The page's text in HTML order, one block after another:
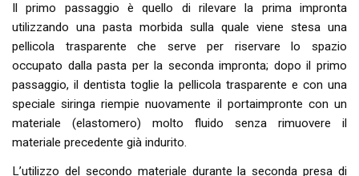
Il primo passaggio è quello di rilevare la prima impronta
utilizzando una pasta morbida sulla quale viene stesa una
pellicola trasparente che serve per riservare lo spazio
occupato dalla pasta per la seconda impronta; dopo il primo
passaggio, il dentista toglie la pellicola trasparente e con una
speciale siringa riempie nuovamente il portaimpronte con un
materiale (elastomero) molto fluido senza rimuovere il
materiale precedente già indurito.
L’utilizzo del secondo materiale durante la seconda presa di